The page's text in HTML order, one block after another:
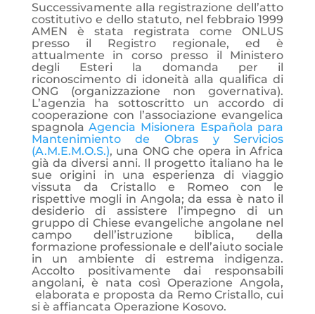
Successivamente alla registrazione dell’atto
costitutivo e dello statuto, nel febbraio 1999
AMEN è stata registrata come ONLUS
presso il Registro regionale, ed è
attualmente in corso presso il Ministero
degli Esteri la domanda per il
riconoscimento di idoneità alla qualifica di
ONG (organizzazione non governativa).
L’agenzia ha sottoscritto un accordo di
cooperazione con l’associazione evangelica
spagnolaAgencia Misionera Española para
Mantenimiento de Obras y Servicios
(A.M.E.M.O.S.), una ONG che opera in Africa
già da diversi anni. Il progetto italiano ha le
sue origini in una esperienza di viaggio
vissuta da Cristallo e Romeo con le
rispettive mogli in Angola; da essa è nato il
desiderio di assistere l’impegno di un
gruppo di Chiese evangeliche angolane nel
campo dell’istruzione biblica, della
formazione professionale e dell’aiuto sociale
in un ambiente di estrema indigenza.
Accolto positivamente dai responsabili
angolani, è nata così Operazione Angola,
elaborata e proposta da Remo Cristallo, cui
si è affiancata Operazione Kosovo.